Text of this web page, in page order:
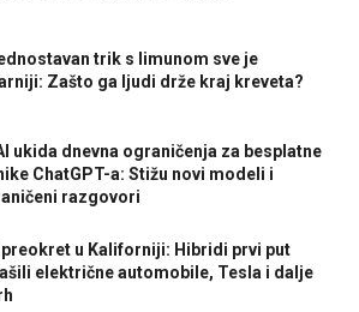
trik s limunom sve je
Zašto ga ljudi drže kraj kreveta?
ukida dnevna ograničenja za besplatne
ChatGPT-a: Stižu novi modeli i
razgovori
u Kaliforniji: Hibridi prvi put
električne automobile, Tesla i dalje